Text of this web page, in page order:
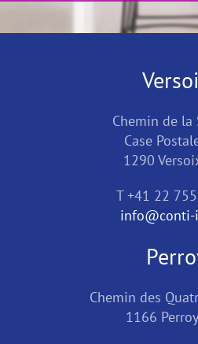
Chemin de la
Case
1290
T +41 22
info@conti-
Chemin des
1166